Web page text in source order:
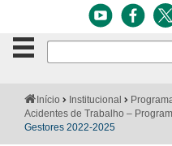
Botão
de
clique
paraNotícias
Você
está
aqui:
Início Institucional
Acidentes de Trabalho –
Gestores 2022-2025